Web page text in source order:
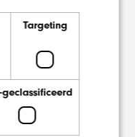
Targeting
geclassificeerd